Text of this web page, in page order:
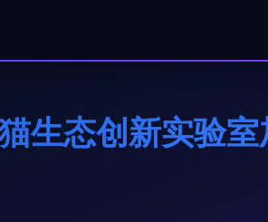
生态创新实验